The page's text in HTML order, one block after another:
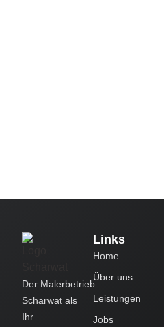
Der Malerbetrieb
Scharwat als
Ihr
Links
Home
Über uns
Leistungen
Jobs